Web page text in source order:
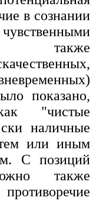
в сознании
также
показано,
"чистые
наличные
или иным
С позиций
также